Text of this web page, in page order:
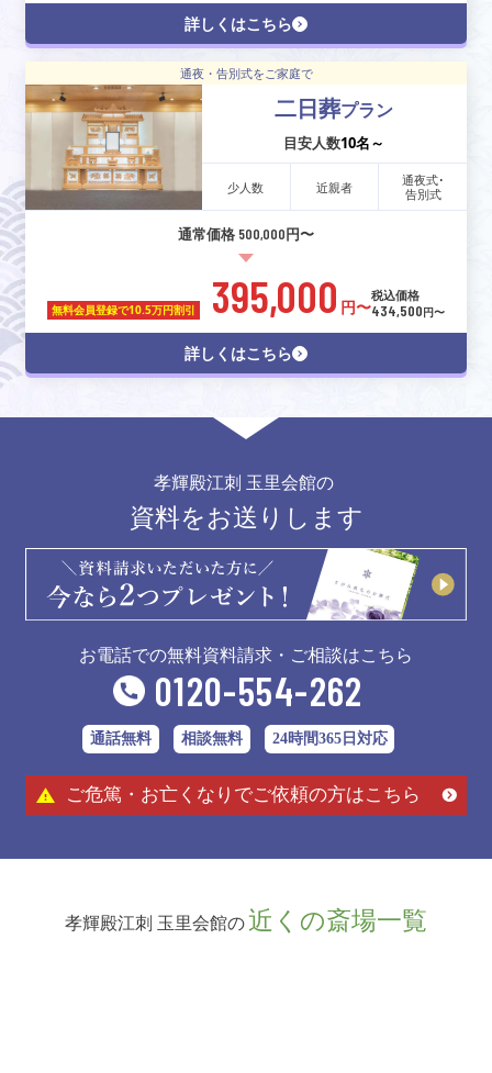
詳しくはこちら
通夜・告別式をご家庭で
二日葬プラン
目安人数10名～
少人数 近親者
通夜式･
告別式
通常価格 500,000円〜
無料会員登録で10.5万円割引 395,000 円〜
税込価格
434,500円〜
詳しくはこちら
孝輝殿江刺 玉里会館の
資料をお送りします
お電話での無料資料請求・ご相談はこちら
0120-554-262
通話無料 相談無料 24時間365日対応
ご危篤・お亡くなりでご依頼の方はこちら
孝輝殿江刺 玉里会館の 近くの斎場一覧